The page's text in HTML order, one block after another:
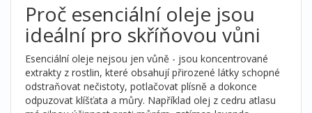
Proč esenciální oleje jsou
ideální pro skříňovou vůni
Esenciální oleje nejsou jen vůně - jsou koncentrované
extrakty z rostlin, které obsahují přirozené látky schopné
odstraňovat nečistoty, potlačovat plísně a dokonce
odpuzovat klíšťata a můry. Například olej z cedru atlasu